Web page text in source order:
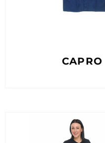
CAPRO